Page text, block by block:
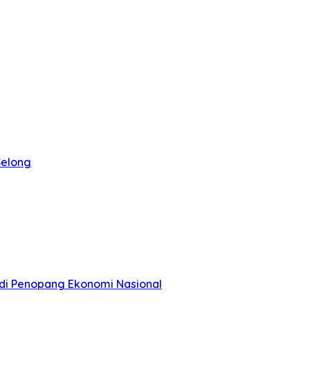
Penopang Ekonomi Nasional